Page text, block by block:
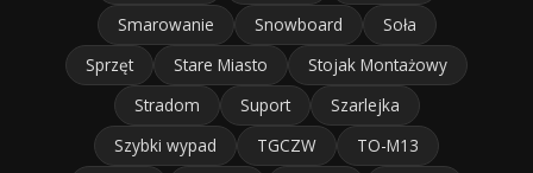
Smarowanie
Snowboard
Soła
Sprzęt
Stare Miasto
Stojak Montażowy
Stradom
Suport
Szarlejka
Szybki wypad
TGCZW
TO-M13